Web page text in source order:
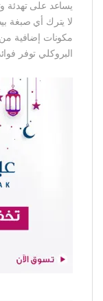
يساعد على تهدئة
لا يترك أي صبغة
مكونات إضافية
البروكلي توفر